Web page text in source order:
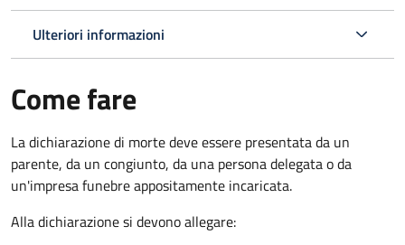
Ulteriori informazioni
Come fare
La dichiarazione di morte deve essere presentata da un
parente, da un congiunto, da una persona delegata o da
un'impresa funebre appositamente incaricata.
Alla dichiarazione si devono allegare: